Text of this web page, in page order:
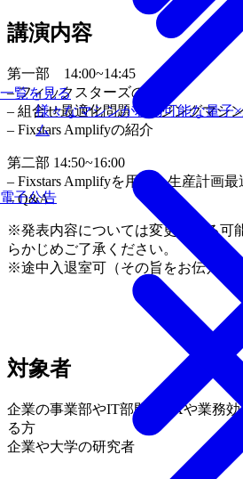
一覧を見る
様々なマシンが利用可能な量子
ム
電子公告
講演内容
第一部 14:00~14:45
– フィックスターズの紹介
– 組合せ最適化問題・イジングマシ
– Fixstars Amplifyの紹介
第二部 14:50~16:00
– Fixstars Amplifyを用いた生産計画
– Q&A
※発表内容については変更になる可
らかじめご了承ください。
※途中入退室可（その旨をお伝えく
対象者
企業の事業部やIT部門でDXや業務
る方
企業や大学の研究者